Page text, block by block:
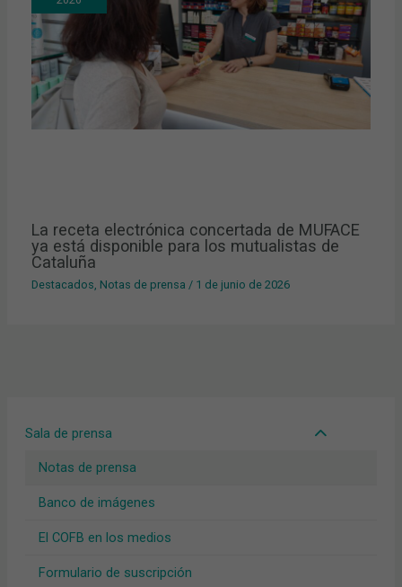
Sala de prensa
Notas de prensa
Banco de imágenes
El COFB en los medios
Formulario de suscripción
La receta electrónica concertada de MUFACE
ya está disponible para los mutualistas de
Cataluña
Destacados Notas de prensa / 1 de junio de 2026